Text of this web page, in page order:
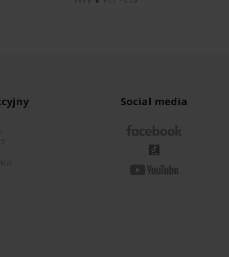
Social media